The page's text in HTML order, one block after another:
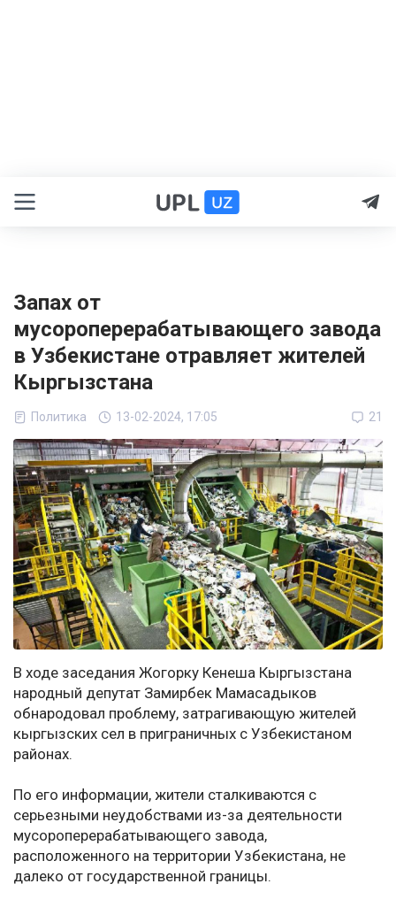
Запах от
мусороперерабатывающего завода
в Узбекистане отравляет жителей
Кыргызстана
Политика 13-02-2024, 17:05 21
В ходе заседания Жогорку Кенеша Кыргызстана
народный депутат Замирбек Мамасадыков
обнародовал проблему, затрагивающую жителей
кыргызских сел в приграничных с Узбекистаном
районах.
По его информации, жители сталкиваются с
серьезными неудобствами из-за деятельности
мусороперерабатывающего завода,
расположенного на территории Узбекистана, не
далеко от государственной границы.